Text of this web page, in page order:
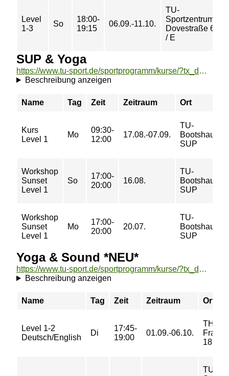
Level
1-3
So
18:00-
19:15
06.09.-11.10.
TU-
Sportzentrum
Dovestraße 6
/ E
SUP & Yoga
https://www.tu-sport.de/sportprogramm/kurse/?tx_dwzeh_courses%5Baction%5D=show&tx_dwzeh_courses%5BsportsDescription%5D=1011&cHash=66115be3ee06a3396e06cefebf30d5f2
Beschreibung anzeigen
Name Tag Zeit Zeitraum Ort
Kurs
Level 1
Mo
09:30-
12:00
17.08.-07.09.
TU-
Bootshaus
SUP
Workshop
Sunset
Level 1
So
17:00-
20:00
16.08.
TU-
Bootshaus
SUP
Workshop
Sunset
Level 1
Mo
17:00-
20:00
20.07.
TU-
Bootshaus
SUP
Yoga & Sound *NEU*
https://www.tu-sport.de/sportprogramm/kurse/?tx_dwzeh_courses%5Baction%5D=show&tx_dwzeh_courses%5BsportsDescription%5D=1696&cHash=d755a701245cd1d4660839dbcf26f8c0
Beschreibung anzeigen
Name Tag Zeit Zeitraum Ort
Level 1-2
Deutsch/English
Di
17:45-
19:00
01.09.-06.10.
TH
18
TU-